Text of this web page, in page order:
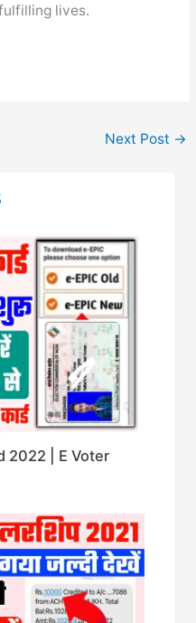
lives.
Next Post →
2022 | E Voter